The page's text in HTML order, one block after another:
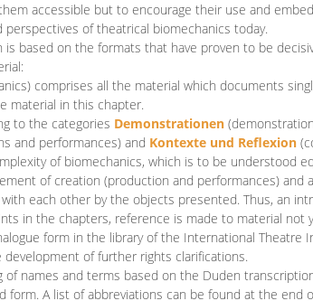
accessible but to encourage their use and
of theatrical biomechanics today.
based on the formats that have proven to be
comprises all the material which documents
material in this chapter.
to the categories Demonstrationen
and performances) and Kontexte und Reflexion
of biomechanics, which is to be understood
of creation (production and performances) and
each other by the objects presented. Thus, an
in the chapters, reference is made to material not
form in the library of the International Theatre
of further rights clarifications.
names and terms based on the Duden
form. A list of abbreviations can be found at the end